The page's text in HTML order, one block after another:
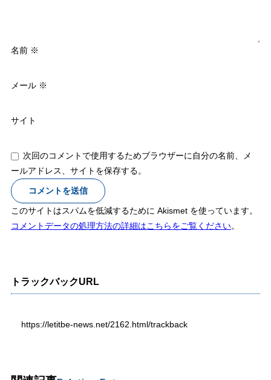
名前 ※
メール ※
サイト
次回のコメントで使用するためブラウザーに自分の名前、メ
ールアドレス、サイトを保存する。
このサイトはスパムを低減するために Akismet を使っています。
コメントデータの処理方法の詳細はこちらをご覧ください。
トラックバックURL
https://letitbe-news.net/2162.html/trackback